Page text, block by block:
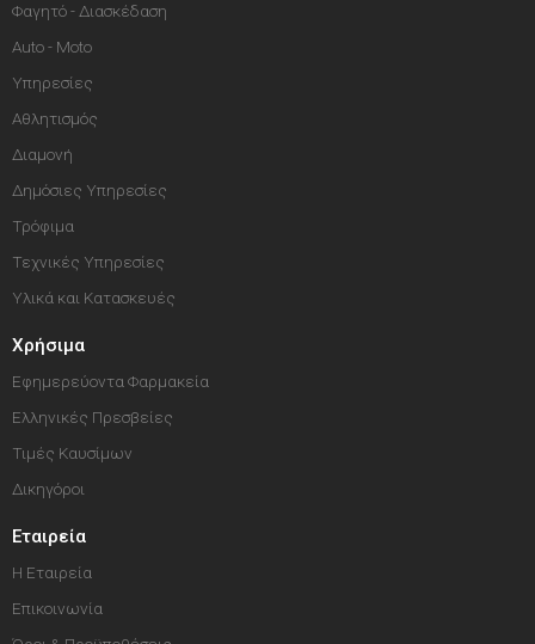
Φαγητό - Διασκέδαση
Auto - Moto
Υπηρεσίες
Αθλητισμός
Διαμονή
Δημόσιες Υπηρεσίες
Τρόφιμα
Τεχνικές Υπηρεσίες
Υλικά και Κατασκευές
Χρήσιμα
Εφημερεύοντα Φαρμακεία
Ελληνικές Πρεσβείες
Τιμές Καυσίμων
Δικηγόροι
Εταιρεία
Η Εταιρεία
Επικοινωνία